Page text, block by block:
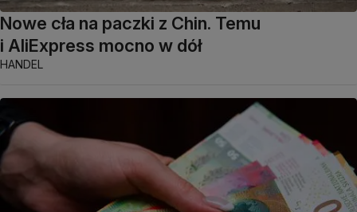
Nowe cła na paczki z Chin. Temu
i AliExpress mocno w dół
HANDEL